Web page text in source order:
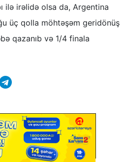
ilə irəlidə olsa da, Argentina
üç qolla möhtəşəm geridönüş
qazanıb və 1/4 finala